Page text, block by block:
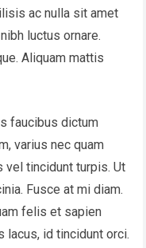
ac nulla sit amet
luctus ornare.
Aliquam mattis
faucibus dictum
varius nec quam
vel tincidunt turpis. Ut
Fusce at mi diam.
felis et sapien
lacus, id tincidunt orci.